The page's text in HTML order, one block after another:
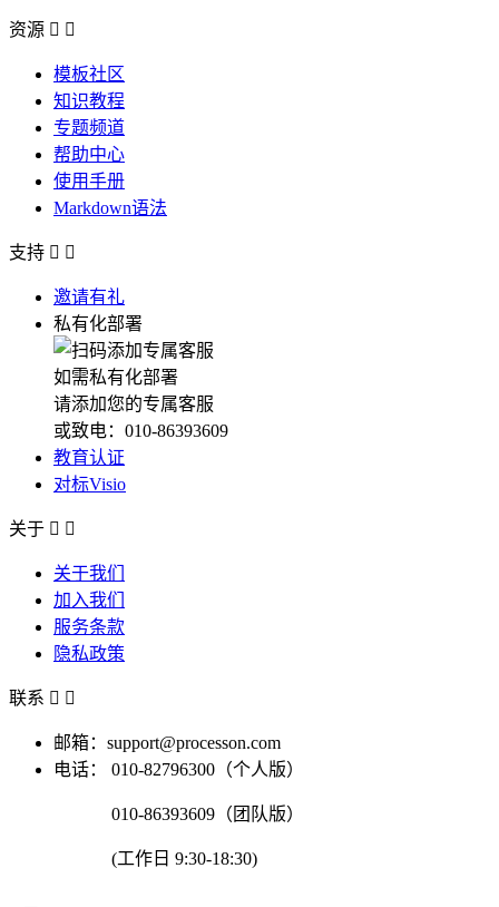
资源  
模板社区
知识教程
专题频道
帮助中心
使用手册
Markdown语法
支持  
邀请有礼
私有化部署
如需私有化部署
请添加您的专属客服
或致电：010-86393609
教育认证
对标Visio
关于  
关于我们
加入我们
服务条款
隐私政策
联系  
邮箱：support@processon.com
电话：
010-82796300（个人版）
010-86393609（团队版）
(工作日 9:30-18:30)